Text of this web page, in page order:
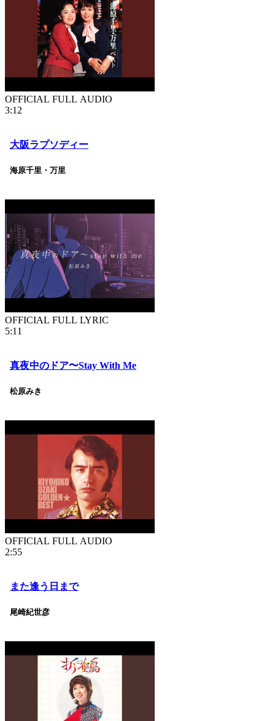
OFFICIAL FULL AUDIO
3:12
大阪ラプソディー
海原千里・万里
OFFICIAL FULL LYRIC
5:11
真夜中のドア〜Stay With Me
松原みき
OFFICIAL FULL AUDIO
2:55
また逢う日まで
尾崎紀世彦